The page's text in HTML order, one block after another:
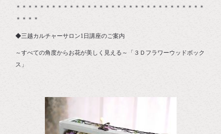
＊＊＊＊＊＊＊＊＊＊＊＊＊＊＊＊＊＊＊＊＊＊＊＊＊＊＊＊＊＊＊＊
＊＊＊＊
◆三越カルチャーサロン1日講座のご案内
～すべての角度からお花が美しく見える～「３Ｄフラワーウッドボック
ス」